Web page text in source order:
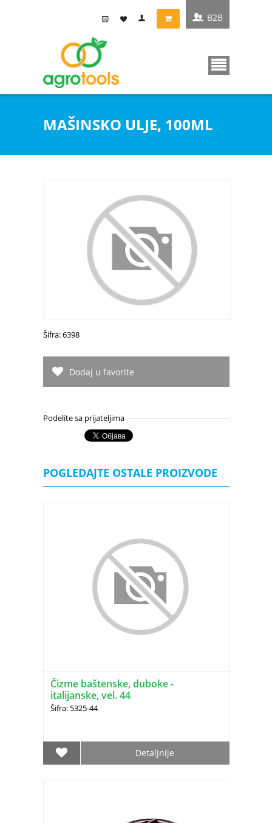
MAŠINSKO ULJE, 100ML
B2B
Šifra: 6398
Dodaj u favorite
Podelite sa prijateljima
POGLEDAJTE OSTALE PROIZVODE
Čizme baštenske, duboke -
italijanske, vel. 44
Šifra: 5325-44
Detaljnije